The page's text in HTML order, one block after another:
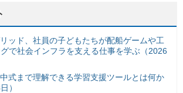
ッド、社員の子どもたちが配船ゲームや工
で社会インフラを支える仕事を学ぶ（2026
中式まで理解できる学習支援ツールとは何か
）